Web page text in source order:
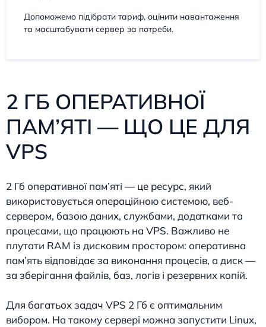
Допоможемо підібрати тариф, оцінити навантаження
та масштабувати сервер за потреби.
2 ГБ ОПЕРАТИВНОЇ
ПАМ’ЯТІ — ЩО ЦЕ ДЛЯ
VPS
2 Гб оперативної пам’яті — це ресурс, який
використовується операційною системою, веб-
сервером, базою даних, службами, додатками та
процесами, що працюють на VPS. Важливо не
плутати RAM із дисковим простором: оперативна
пам’ять відповідає за виконання процесів, а диск —
за зберігання файлів, баз, логів і резервних копій.
Для багатьох задач VPS 2 Гб є оптимальним
вибором. На такому сервері можна запустити Linux,